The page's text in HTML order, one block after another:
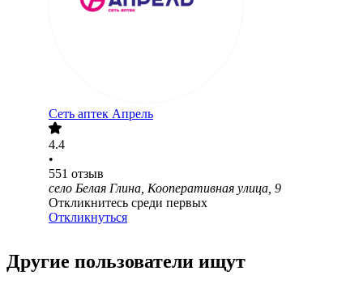
Сеть аптек Апрель
4.4
•
551 отзыв
село Белая Глина, Кооперативная улица, 9
Откликнитесь среди первых
Откликнуться
Другие пользователи ищут